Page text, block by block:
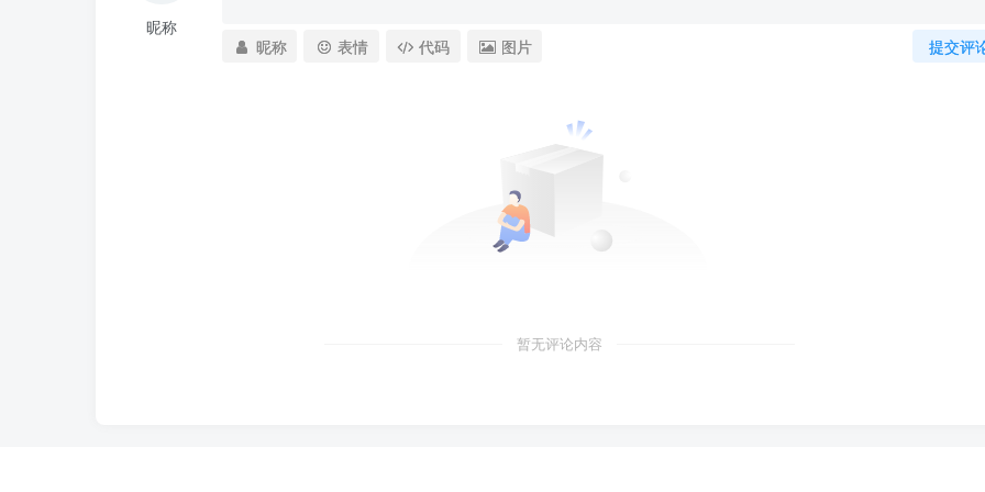
昵称
提交评
昵称 表情 代码 图片
暂无评论内容